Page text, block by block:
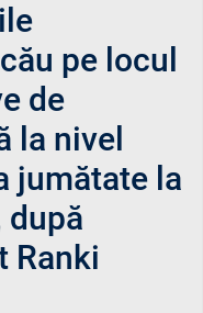
pe locul
de
la nivel
jumătate la
Ranki